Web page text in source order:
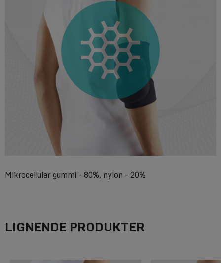
Mikrocellular gummi - 80%, nylon - 20%
LIGNENDE PRODUKTER